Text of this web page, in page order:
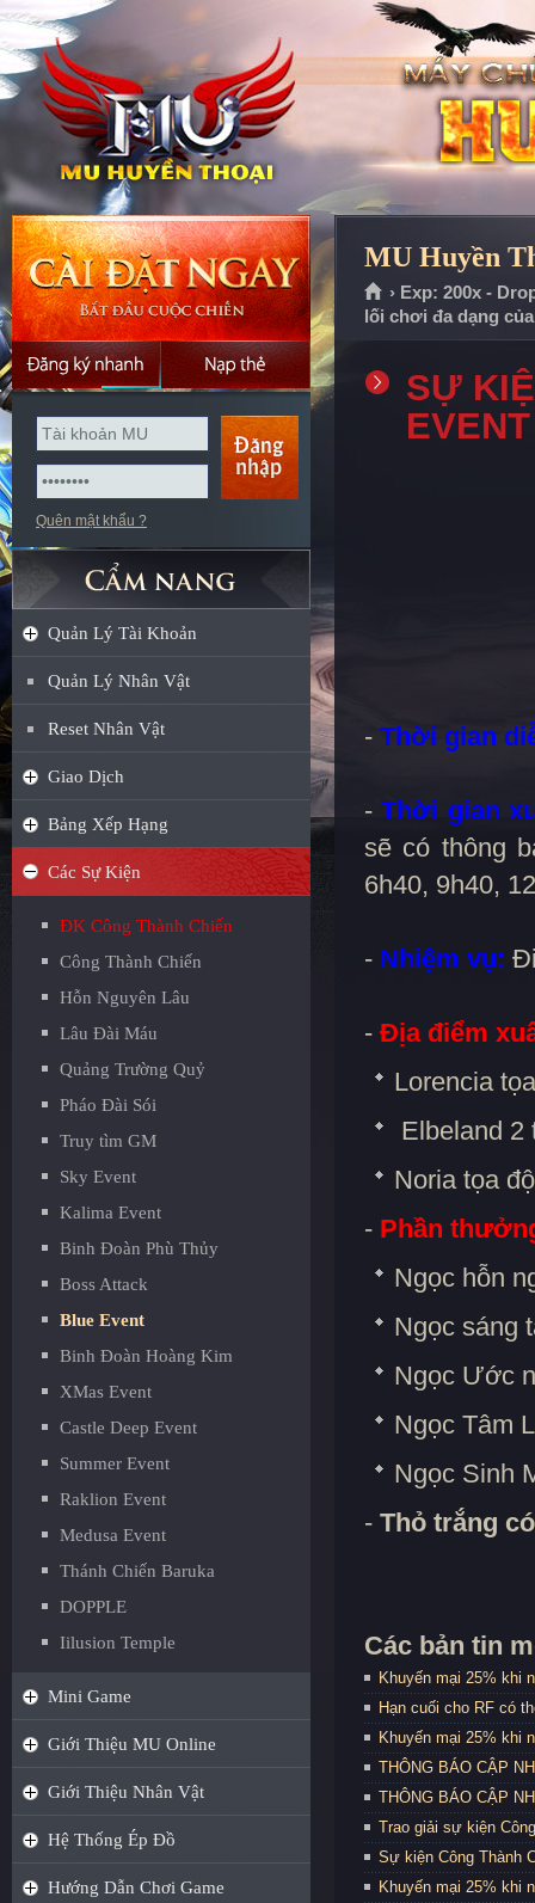
Quên mật khẩu ?
Quản Lý Tài Khoản
Quản Lý Nhân Vật
Reset Nhân Vật
Giao Dịch
Bảng Xếp Hạng
Các Sự Kiện
ĐK Công Thành Chiến
Công Thành Chiến
Hỗn Nguyên Lâu
Lâu Đài Máu
Quảng Trường Quỷ
Pháo Đài Sói
Truy tìm GM
Sky Event
Kalima Event
Binh Đoàn Phù Thủy
Boss Attack
Blue Event
Binh Đoàn Hoàng Kim
XMas Event
Castle Deep Event
Summer Event
Raklion Event
Medusa Event
Thánh Chiến Baruka
DOPPLE
Iilusion Temple
Mini Game
Giới Thiệu MU Online
Giới Thiệu Nhân Vật
Hệ Thống Ép Đồ
Hướng Dẫn Chơi Game
MU Huyền
› Exp: 200x -
lối chơi đa dạng
SỰ
EVENT
- Thời gian
-Thời gian
sẽ có thông
6h40, 9h40,
- Nhiệm vụ:
- Địa điểm
Lorencia
Elbeland 2
Noria tọa
- Phần
Ngọc hỗn
Ngọc sáng
Ngọc Ước
Ngọc Tâm
Ngọc Sinh
- Thỏ trắng
Các bản tin
Khuyến mại 25% khi
Hạn cuối cho RF có
Khuyến mại 25% khi
THÔNG BÁO CẬP
THÔNG BÁO CẬP
Trao giải sự kiện
Sự kiện Công Thành
Khuyến mại 25% khi